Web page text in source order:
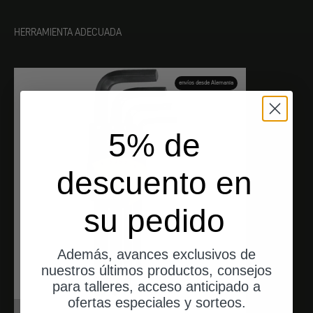
HERRAMIENTA ADECUADA
envíos desde Alemania
5% de
descuento en
su pedido
Además, avances exclusivos de
nuestros últimos productos, consejos
para talleres, acceso anticipado a
ofertas especiales y sorteos.